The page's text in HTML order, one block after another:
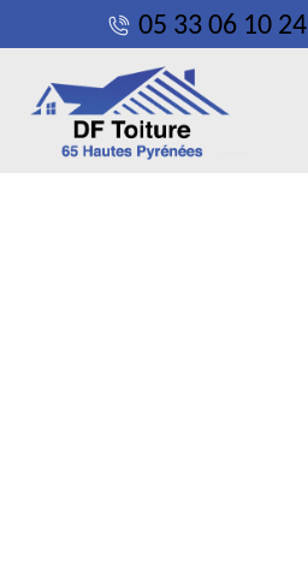
05 33 06 10 24